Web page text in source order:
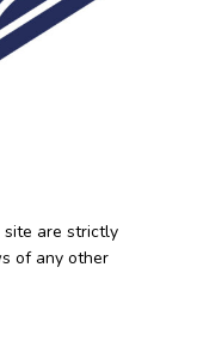
site are strictly
of any other